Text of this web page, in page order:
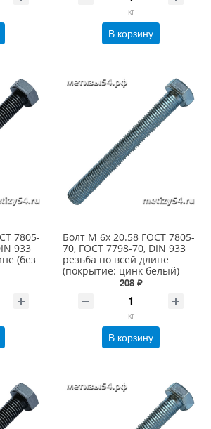
кг
В корзину
7805-
933
(без
Болт М 6х 20.58 ГОСТ 7805-
70, ГОСТ 7798-70, DIN 933
резьба по всей длине
(покрытие: цинк белый)
208 ₽
кг
В корзину